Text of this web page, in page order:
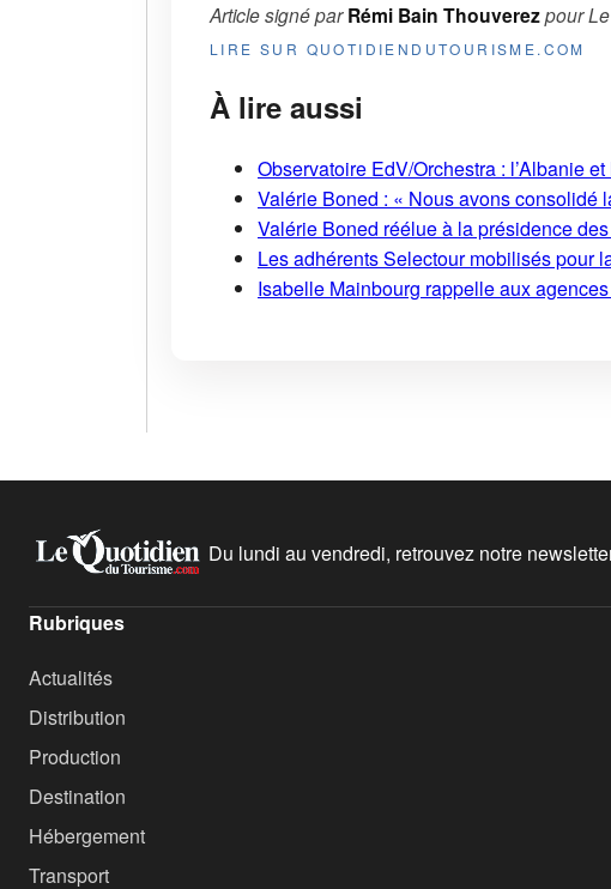
Article signé parRémi Bain Thouverezpour
LIRE SUR QUOTIDIENDUTOURISME.COM
À lire aussi
Observatoire EdV/Orchestra : l’Albanie
Valérie Boned : « Nous avons consolidé
Valérie Boned réélue à la présidence
Les adhérents Selectour mobilisés pour
Isabelle Mainbourg rappelle aux
Du lundi au vendredi, retrouvez notre
Rubriques
Actualités
Distribution
Production
Destination
Hébergement
Transport